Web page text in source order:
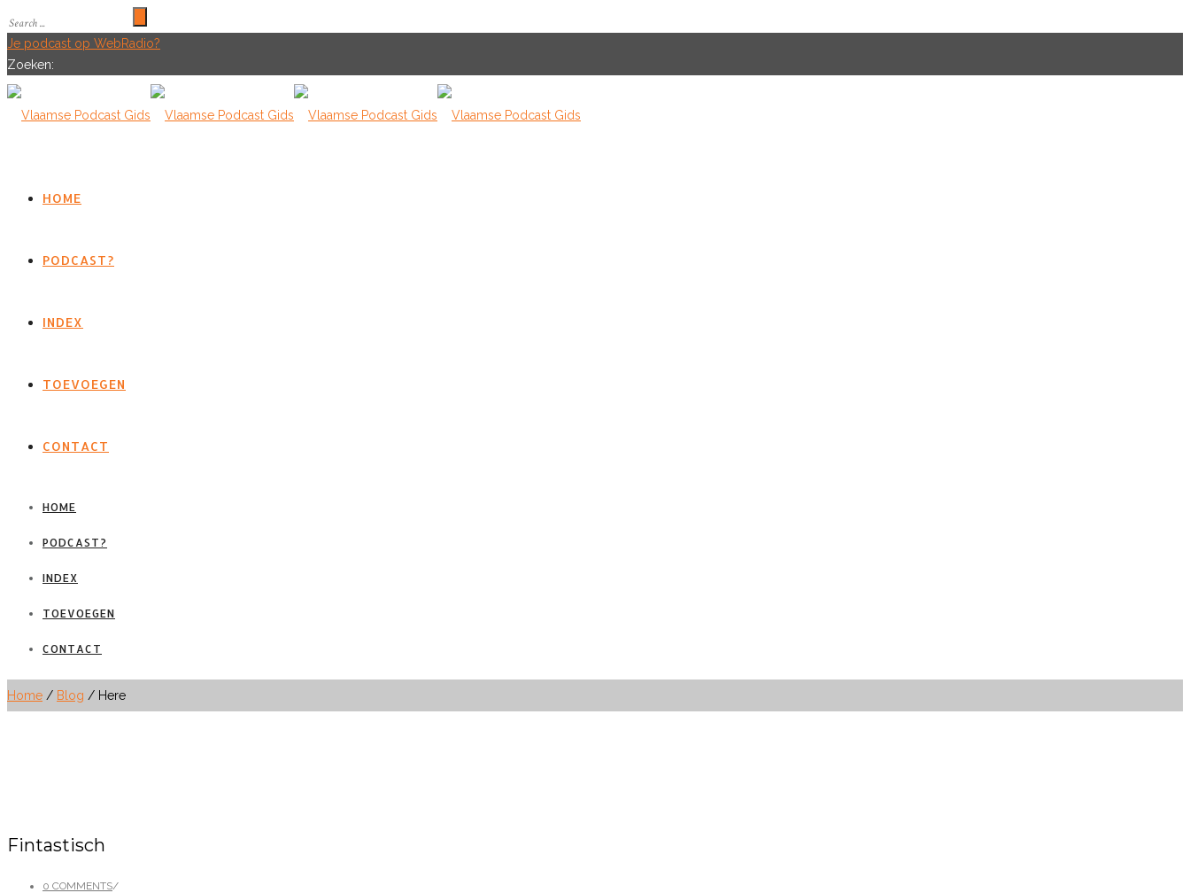
Je podcast op WebRadio?
Zoeken:
HOME
PODCAST?
INDEX
TOEVOEGEN
CONTACT
HOME
PODCAST?
INDEX
TOEVOEGEN
CONTACT
Home / Blog / Here
Fintastisch
0 COMMENTS/